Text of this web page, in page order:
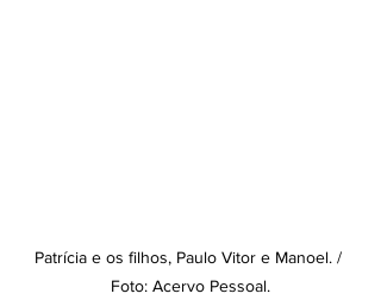
Patrícia e os filhos, Paulo Vitor e Manoel. /
Foto: Acervo Pessoal.